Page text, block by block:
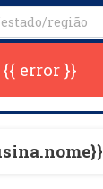
{{ error }}